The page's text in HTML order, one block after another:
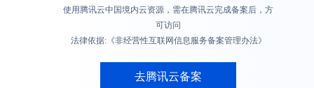
使用腾讯云中国境内云资源，需在腾讯云完成备案后，方
可访问
法律依据:《非经营性互联网信息服务备案管理办法》
去腾讯云备案